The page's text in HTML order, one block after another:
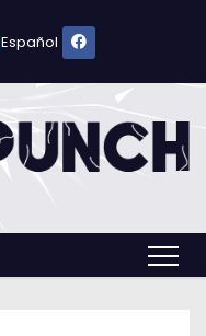
Español